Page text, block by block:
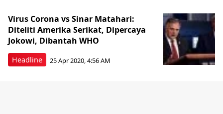
Headline
Virus Corona vs Sinar Matahari:
Diteliti Amerika Serikat, Dipercaya
Jokowi, Dibantah WHO
25 Apr 2020, 4:56 AM